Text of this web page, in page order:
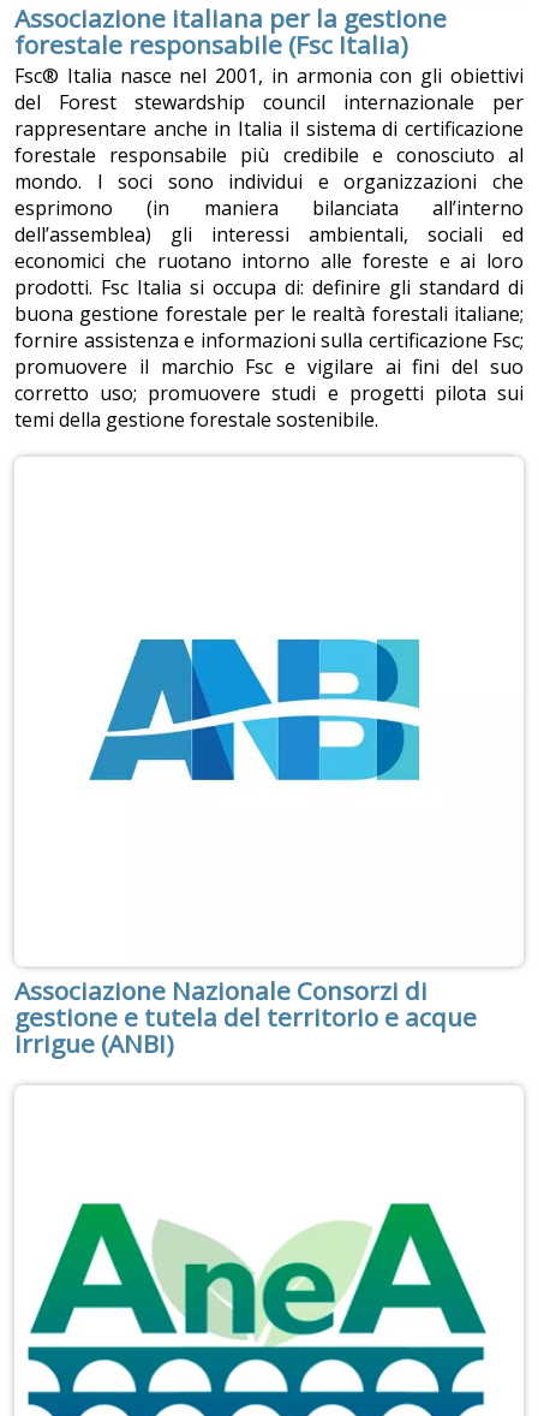
Associazione italiana per la gestione
forestale responsabile (Fsc Italia)
Fsc® Italia nasce nel 2001, in armonia con gli obiettivi
del Forest stewardship council internazionale per
rappresentare anche in Italia il sistema di certificazione
forestale responsabile più credibile e conosciuto al
mondo. I soci sono individui e organizzazioni che
esprimono (in maniera bilanciata all’interno
dell’assemblea) gli interessi ambientali, sociali ed
economici che ruotano intorno alle foreste e ai loro
prodotti. Fsc Italia si occupa di: definire gli standard di
buona gestione forestale per le realtà forestali italiane;
fornire assistenza e informazioni sulla certificazione Fsc;
promuovere il marchio Fsc e vigilare ai fini del suo
corretto uso; promuovere studi e progetti pilota sui
temi della gestione forestale sostenibile.
Associazione Nazionale Consorzi di
gestione e tutela del territorio e acque
irrigue (ANBI)